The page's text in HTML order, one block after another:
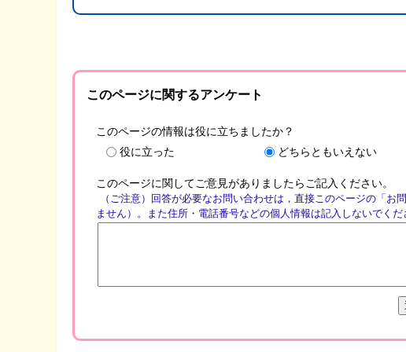
このページに関するアンケート
このページの情報は役に立ちましたか？
役に立った
どちらともいえない
このページに関してご意見がありましたらご記入ください。
（ご注意）回答が必要なお問い合わせは，直接このページの「
ません）。また住所・電話番号などの個人情報は記入しないでくだ